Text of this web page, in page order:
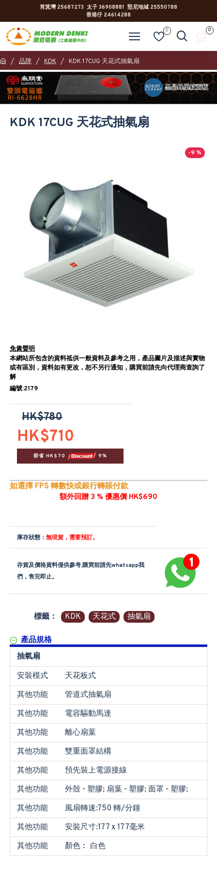
筲箕灣 25687273 太子 36908881 堅尼地城 25550788
香港仔 24614288
0 0
品牌 KDK KDK 17CUG 天花式抽氣扇
KDK 17CUG 天花式抽氣扇
-9 %
免責聲明
本網站所包含的資料祗供一般資料及參考之用，產品圖片及描述與實物
或有區別，資料如有更改，恕不另行通知，購買前請先向代理商查詢了
解
編號:2179
HK$710
HK$780
節省 HK$70 9%
如選擇 FPS 轉數快或銀行轉賬付款
額外回贈 3 % 優惠價 HK$690
庫存狀態： 無現貨，需要預訂。
存貨及價格資料僅供參考,購買前請先whatsapp我
們，售完即止。
標籤： KDK 天花式 抽氣扇
產品規格
抽氣扇
安裝模式
天花板式
其他功能
管道式抽氣扇
其他功能
電容驅動馬達
其他功能
離心扇葉
其他功能
雙重面罩結構
其他功能
預先裝上電源接線
其他功能
外殼 - 塑膠; 扇葉 - 塑膠; 面罩 - 塑膠;
其他功能
風扇轉速:750 轉/分鐘
其他功能
安裝尺寸:177 x 177毫米
其他功能
顏色︰ 白色